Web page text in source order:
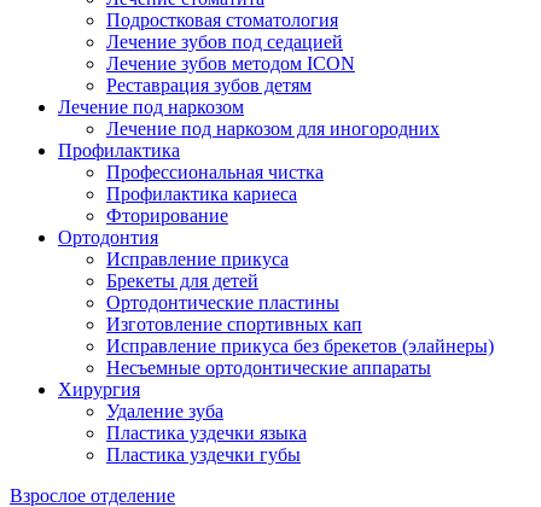
Подростковая стоматология
Лечение зубов под седацией
Лечение зубов методом ICON
Реставрация зубов детям
Лечение под наркозом
Лечение под наркозом для иногородних
Профилактика
Профессиональная чистка
Профилактика кариеса
Фторирование
Ортодонтия
Исправление прикуса
Брекеты для детей
Ортодонтические пластины
Изготовление спортивных кап
Исправление прикуса без брекетов (элайнеры)
Несъемные ортодонтические аппараты
Хирургия
Удаление зуба
Пластика уздечки языка
Пластика уздечки губы
Взрослое отделение